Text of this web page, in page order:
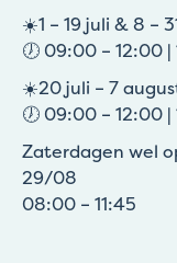
☀️1 – 19 juli & 8 –
🕖 09:00 – 12:00
☀️20 juli – 7
🕖 09:00 – 12:00
Zaterdagen wel
29/08
08:00 – 11:45